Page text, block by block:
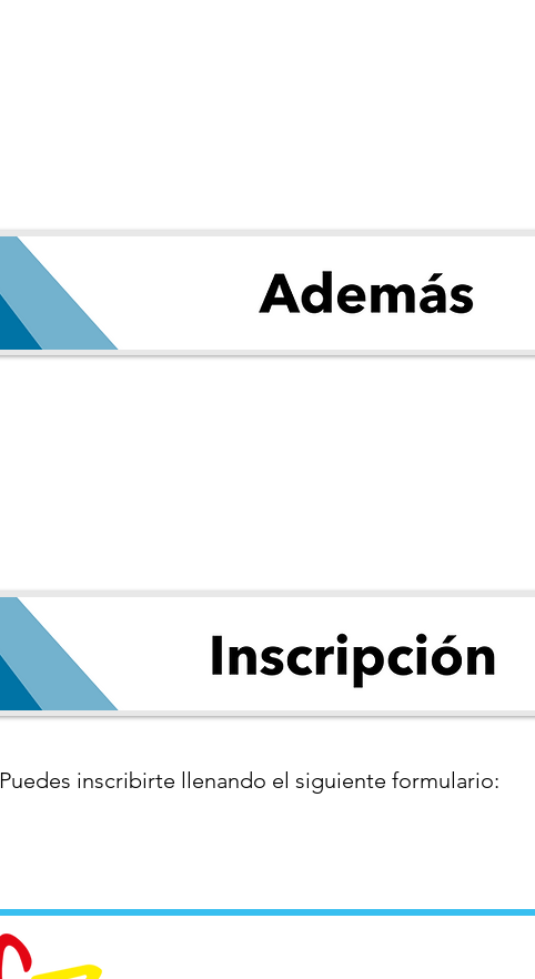
Puedes inscribirte llenando el siguiente formulario: